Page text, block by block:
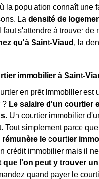
la population connaît une
La densité de
s'attendre à trouver
qu'à Saint-Viaud , la
immobilier à Saint-
en prêt immobilier est
? Le salaire d'un courtier
. Un courtier immobilier
simplement parce
rémunère le courtier
crédit immobilier mais il
que l'on peut y trouver
quand payer le